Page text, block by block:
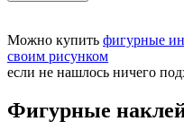
Можно купить фигурные
своим рисунком
если не нашлось ничего
Фигурные